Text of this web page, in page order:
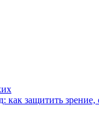
защитить зрение,